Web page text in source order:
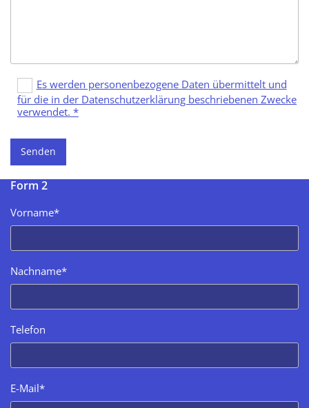
Es werden personenbezogene Daten übermittelt und
für die in der Datenschutzerklärung beschriebenen Zwecke
verwendet. *
Form 2
Vorname*
Nachname*
Telefon
E-Mail*